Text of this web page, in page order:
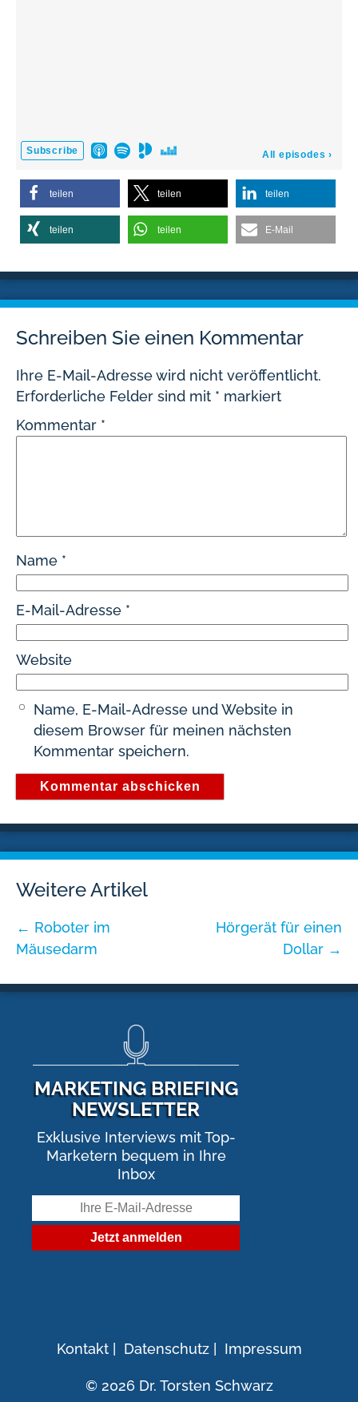
teilen teilen teilen
teilen teilen E-Mail
Schreiben Sie einen Kommentar
Ihre E-Mail-Adresse wird nicht veröffentlicht.
Erforderliche Felder sind mit * markiert
Kommentar *
Name *
E-Mail-Adresse *
Website
Name, E-Mail-Adresse und Website in
diesem Browser für meinen nächsten
Kommentar speichern.
Weitere Artikel
← Roboter im
Mäusedarm
Hörgerät für einen
Dollar →
MARKETING BRIEFING
NEWSLETTER
Exklusive Interviews mit Top-
Marketern bequem in Ihre
Inbox
Kontakt | Datenschutz | Impressum
© 2026 Dr. Torsten Schwarz